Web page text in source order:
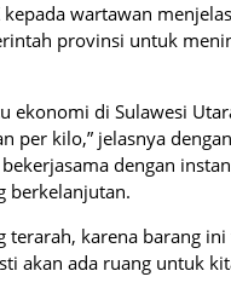
wartawan
provinsi untuk
ekonomi di Sulawesi
per kilo,” jelasnya
dengan
berkelanjutan.
terarah, karena barang
akan ada ruang untuk